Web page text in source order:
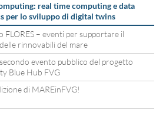
real time computing e data
per lo sviluppo di digital twins
FLORES – eventi per supportare il
rinnovabili del mare
evento pubblico del progetto
Blue Hub FVG
di MAREinFVG!